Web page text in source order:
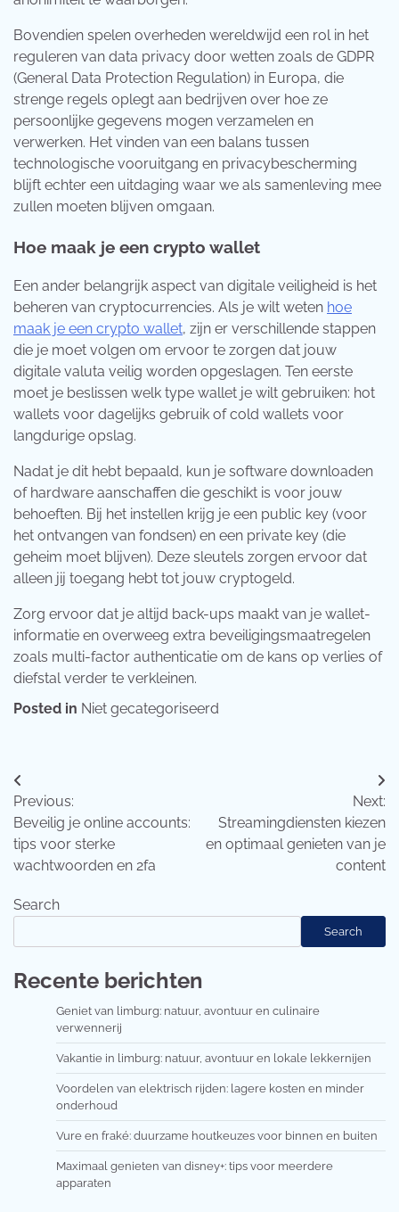
Bovendien spelen overheden wereldwijd een rol in het
reguleren van data privacy door wetten zoals de GDPR
(General Data Protection Regulation) in Europa, die
strenge regels oplegt aan bedrijven over hoe ze
persoonlijke gegevens mogen verzamelen en
verwerken. Het vinden van een balans tussen
technologische vooruitgang en privacybescherming
blijft echter een uitdaging waar we als samenleving mee
zullen moeten blijven omgaan.
Hoe maak je een crypto wallet
Een ander belangrijk aspect van digitale veiligheid is het
beheren van cryptocurrencies. Als je wilt weten hoe
maak je een crypto wallet, zijn er verschillende stappen
die je moet volgen om ervoor te zorgen dat jouw
digitale valuta veilig worden opgeslagen. Ten eerste
moet je beslissen welk type wallet je wilt gebruiken: hot
wallets voor dagelijks gebruik of cold wallets voor
langdurige opslag.
Nadat je dit hebt bepaald, kun je software downloaden
of hardware aanschaffen die geschikt is voor jouw
behoeften. Bij het instellen krijg je een public key (voor
het ontvangen van fondsen) en een private key (die
geheim moet blijven). Deze sleutels zorgen ervoor dat
alleen jij toegang hebt tot jouw cryptogeld.
Zorg ervoor dat je altijd back-ups maakt van je wallet-
informatie en overweeg extra beveiligingsmaatregelen
zoals multi-factor authenticatie om de kans op verlies of
diefstal verder te verkleinen.
Posted in Niet gecategoriseerd
Post
navigation
Previous:
Beveilig je online accounts:
tips voor sterke
wachtwoorden en 2fa
Next:
Streamingdiensten kiezen
en optimaal genieten van je
content
Search
Search
Recente berichten
Geniet van limburg: natuur, avontuur en culinaire
verwennerij
Vakantie in limburg: natuur, avontuur en lokale lekkernijen
Voordelen van elektrisch rijden: lagere kosten en minder
onderhoud
Vure en fraké: duurzame houtkeuzes voor binnen en buiten
Maximaal genieten van disney+: tips voor meerdere
apparaten